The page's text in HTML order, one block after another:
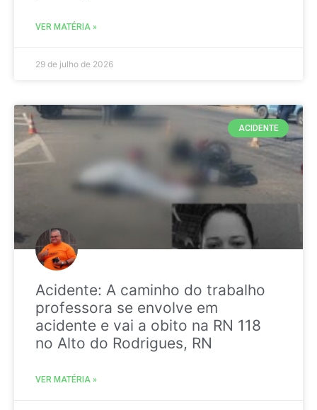
VER MATÉRIA »
29 de julho de 2026
ACIDENTE
Acidente: A caminho do trabalho
professora se envolve em
acidente e vai a obito na RN 118
no Alto do Rodrigues, RN
VER MATÉRIA »